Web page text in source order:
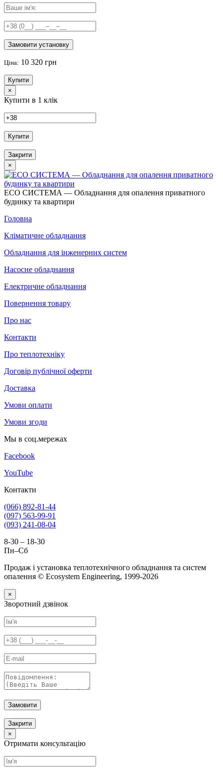
Замовити установку
Ціна: 10 320 грн
Купити
×
Купити в 1 клік
Купити
Закрити
×
ECO СИСТЕМА — Обладнання для опалення приватного
будинку та квартири
Головна
Кліматичне обладнання
Обладнання для інженерних систем
Насосне обладнання
Електричне обладнання
Повернення товару
Про нас
Контакти
Про теплотехніку
Договір публічної оферти
Доставка
Умови оплати
Умови згоди
Мы в соц.мережах
Facebook
YouTube
Контакти
(066) 892-81-44
(097) 563-99-91
(093) 241-08-04
8-30 – 18-30
Пн–Сб
Продаж і установка теплотехнічного обладнання та систем
опалення © Ecosystem Engineering, 1999-2026
×
Зворотний дзвінок
Замовити
Закрити
×
Отримати консультацію